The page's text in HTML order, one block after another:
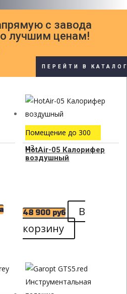
с завода
лучшим ценам!
ПЕРЕЙТИ В
Помещение до 300
м3
HotAir-05 Калорифер
воздушный
48 900 руб
В
корзину